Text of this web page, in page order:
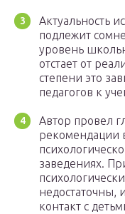
Актуальность
подлежит
уровень
отстает от
степени это
педагогов к
Автор провел
рекомендации
заведениях.
недостаточны,
контакт с